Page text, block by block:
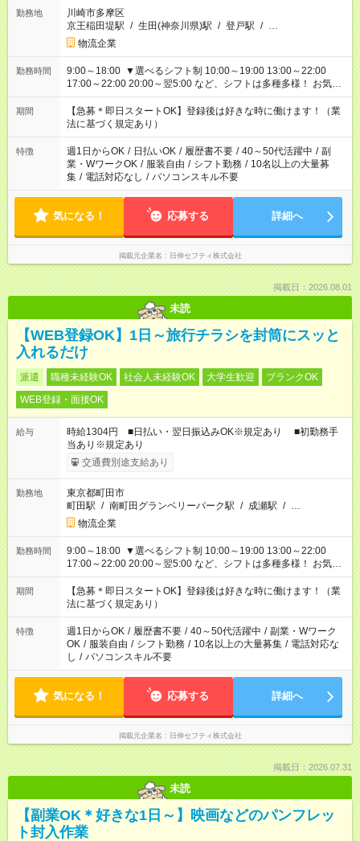
勤務地
川崎市多摩区
京王稲田堤駅 / 生田(神奈川県)駅 / 登戸駅 / …
物流企業
勤務時間
9:00～18:00 ▼選べるシフト制 10:00～19:00 13:00～22:00
17:00～22:00 20:00～翌5:00 など、シフトは多種多様！ お気軽
にご相談ください！
期間
【急募＊即日スタートOK】登録後は好きな時に働けます！（業
法に基づく規定あり）
特徴 週1日からOK / 日払いOK / 履歴書不要 / 40～50代活躍中 / 副
業・WワークOK / 服装自由 / シフト勤務 / 10名以上の大量募
集 / 電話対応なし / パソコンスキル不要
気になる！ 応募する 詳細へ
掲載元企業名 日伸セフティ株式会社
掲載日：2026.08.01
未読
【WEB登録OK】1日～旅行チラシを封筒にスッと
入れるだけ
派遣 職種未経験OK 社会人未経験OK 大学生歓迎
ブランクOK
WEB登録・面接OK
給与
時給1304円 ■日払い・翌日振込みOK※規定あり ■初勤務手
当あり※規定あり
交通費別途支給あり
勤務地
東京都町田市
町田駅 / 南町田グランベリーパーク駅 / 成瀬駅 / …
物流企業
勤務時間
9:00～18:00 ▼選べるシフト制 10:00～19:00 13:00～22:00
17:00～22:00 20:00～翌5:00 など、シフトは多種多様！ お気軽
にご相談ください！
期間
【急募＊即日スタートOK】登録後は好きな時に働けます！（業
法に基づく規定あり）
特徴 週1日からOK / 履歴書不要 / 40～50代活躍中 / 副業・Wワーク
OK / 服装自由 / シフト勤務 / 10名以上の大量募集 / 電話対応な
し / パソコンスキル不要
気になる！ 応募する 詳細へ
掲載元企業名 日伸セフティ株式会社
掲載日：2026.07.31
未読
【副業OK＊好きな1日～】映画などのパンフレッ
ト封入作業